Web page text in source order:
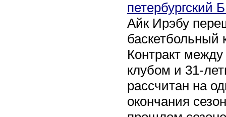
петербургский
Айк Ирэбу
баскетбольный
Контракт между
клубом и 31-
рассчитан на
окончания